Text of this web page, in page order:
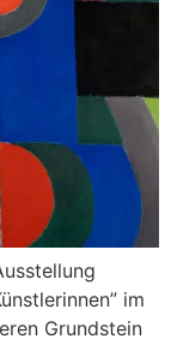
im
Grundstein